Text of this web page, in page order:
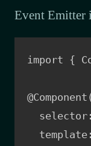
Event Emitter
import {